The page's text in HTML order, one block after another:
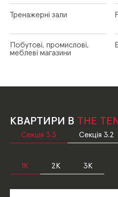
Тренажерні зали
Побутові, промислові,
меблеві магазини
КВАРТИРИ В THE
Секція 3.3 Секція 3.2
1К 2К 3К